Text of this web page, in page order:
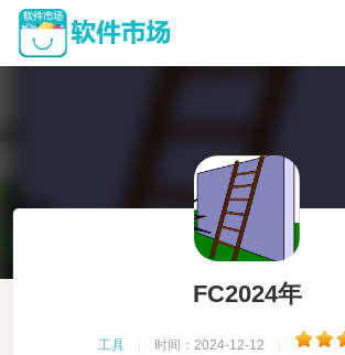
FC2024年
工具 时间：2024-12-12